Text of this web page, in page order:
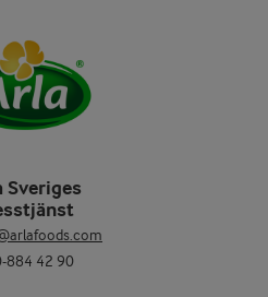
Sveriges
884 42 90